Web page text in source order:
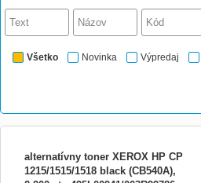
Všetko Novinka Výpredaj
alternatívny toner XEROX HP CP
1215/1515/1518 black (CB540A),